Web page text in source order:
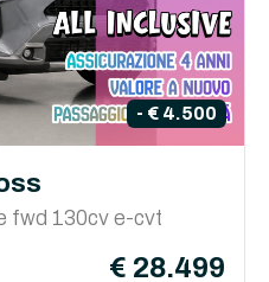
- € 4.500
fwd 130cv e-cvt
€ 28.499